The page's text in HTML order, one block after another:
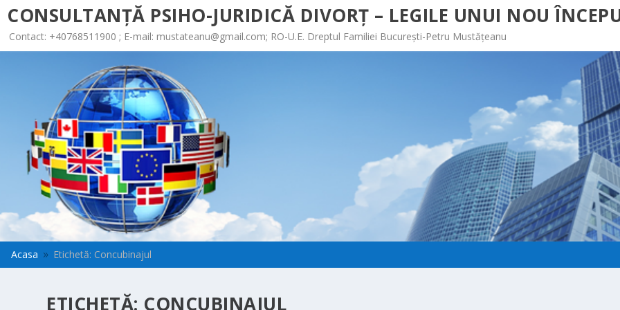
CONSULTANȚĂ PSIHO-JURIDICĂ DIVORȚ – LEGILE UNUI NOU
Contact: +40768511900 ; E-mail: mustateanu@gmail.com; RO-U.E. Dreptul Familiei București-Petru Mustățeanu
Acasa 9 Etichetă: Concubinajul
ETICHETĂ: CONCUBINAJUL